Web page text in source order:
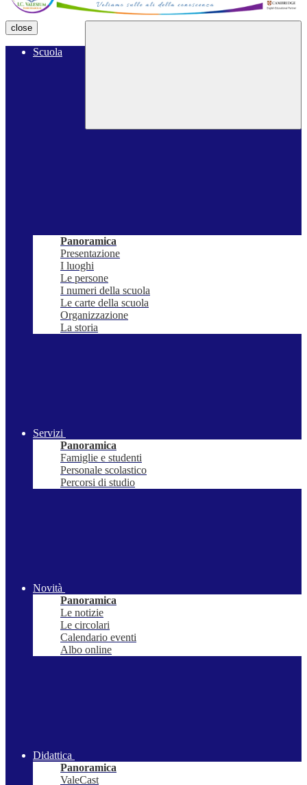
close
Scuola
Panoramica
Presentazione
I luoghi
Le persone
I numeri della scuola
Le carte della scuola
Organizzazione
La storia
Servizi
Panoramica
Famiglie e studenti
Personale scolastico
Percorsi di studio
Novità
Panoramica
Le notizie
Le circolari
Calendario eventi
Albo online
Didattica
Panoramica
ValeCast